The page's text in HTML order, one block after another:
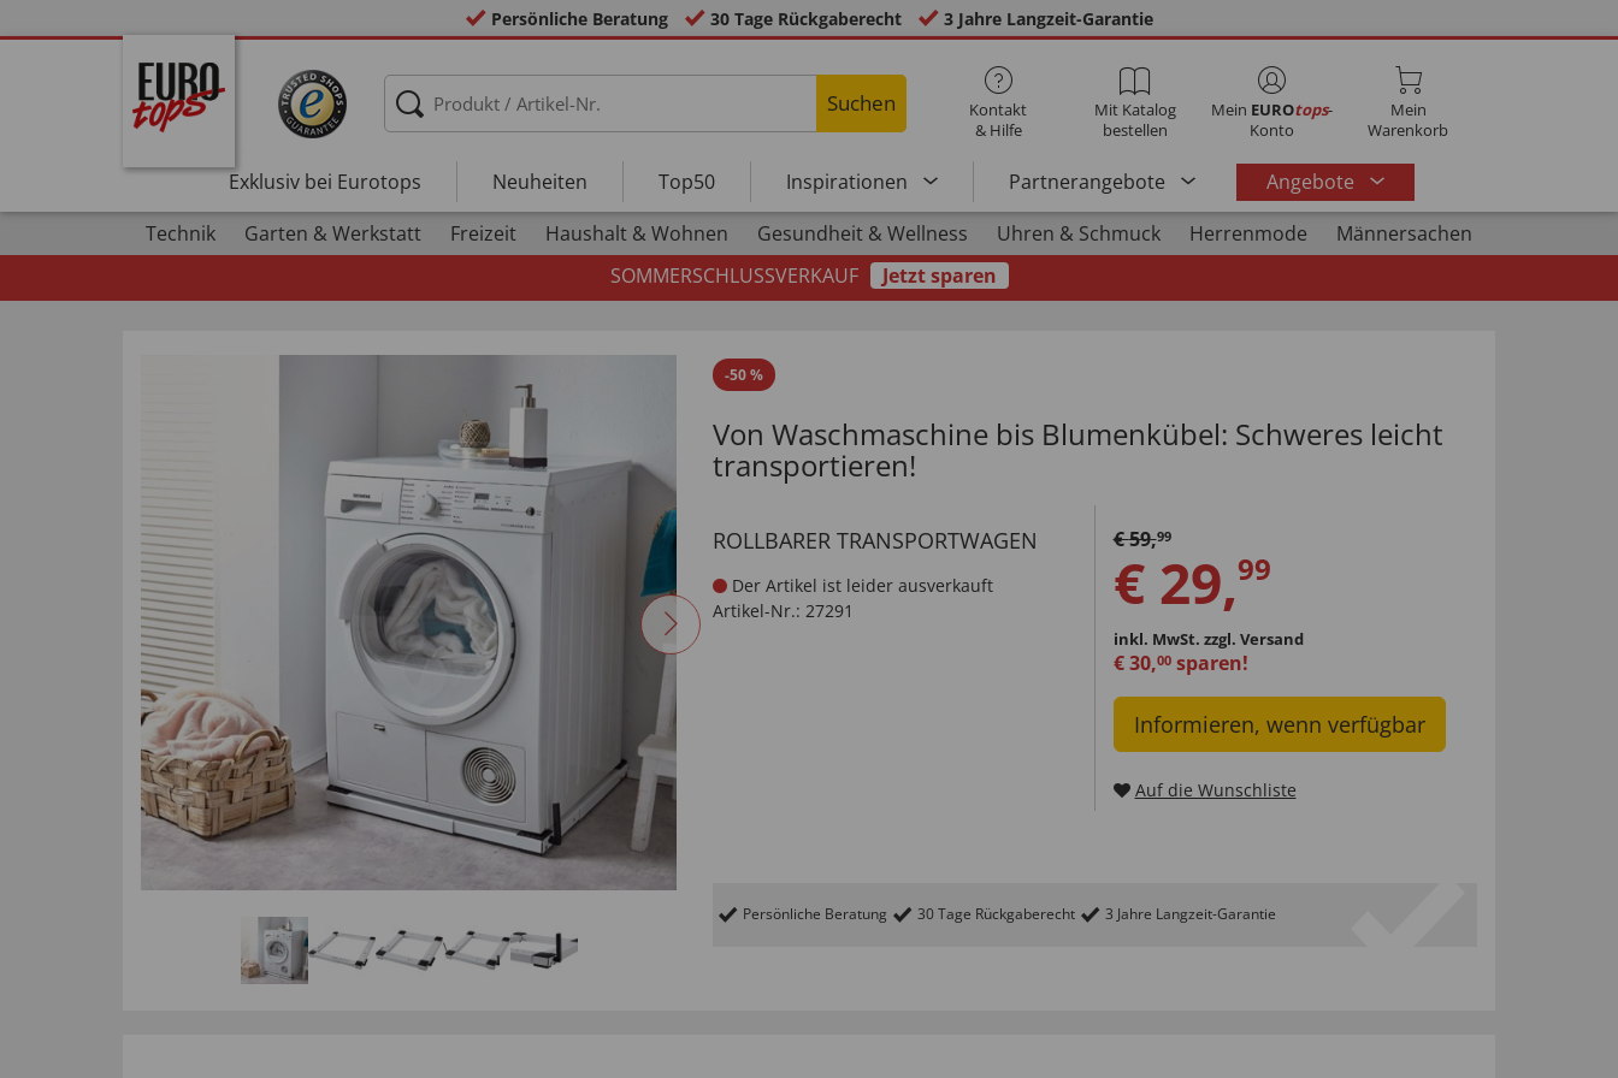
Persönliche Beratung 30 Tage Rückgaberecht 3 Jahre Langzeit-Garantie
Suchen
Kontakt
& Hilfe
Mit Katalog
bestellen
Mein EUROtops-
Konto
Mein
Warenkorb
Exklusiv bei Eurotops Neuheiten Top50 Inspirationen Partnerangebote
Angebote
Technik
Garten & Werkstatt Freizeit Haushalt & Wohnen Gesundheit & Wellness Uhren & Schmuck Herrenmode
Männersachen
SOMMERSCHLUSSVERKAUF
Jetzt sparen
-50%
Von Waschmaschine bis Blumenkübel: Schweres leicht
transportieren!
ROLLBARER TRANSPORTWAGEN
Der Artikel ist leider ausverkauft
Artikel-Nr.: 27291
€59,99
€ 29,99
inkl. MwSt. zzgl. Versand
€30,00sparen!
Informieren, wenn verfügbar
Auf die Wunschliste
Persönliche Beratung 30 Tage Rückgaberecht 3 Jahre Langzeit-Garantie